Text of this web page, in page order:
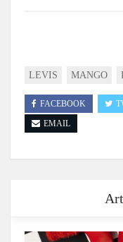
LEVIS MANGO
FACEBOOK
EMAIL